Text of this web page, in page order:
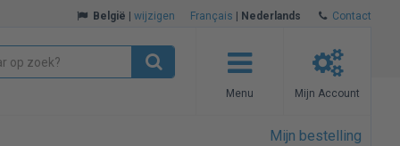
België wijzigen Français Nederlands Contact
Mijn Account
Menu
Mijn bestelling